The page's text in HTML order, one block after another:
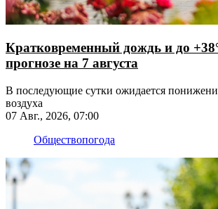
Кратковременный дождь и до
прогнозе на 7 августа
В последующие сутки ожидается
воздуха
07 Авг., 2026, 07:00
Обществопогода